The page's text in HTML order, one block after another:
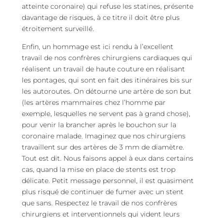
atteinte coronaire) qui refuse les statines, présente
davantage de risques, à ce titre il doit être plus
étroitement surveillé.
Enfin, un hommage est ici rendu à l’excellent
travail de nos confrères chirurgiens cardiaques qui
réalisent un travail de haute couture en réalisant
les pontages, qui sont en fait des itinéraires bis sur
les autoroutes. On détourne une artère de son but
(les artères mammaires chez l’homme par
exemple, lesquelles ne servent pas à grand chose),
pour venir la brancher après le bouchon sur la
coronaire malade. Imaginez que nos chirurgiens
travaillent sur des artères de 3 mm de diamètre.
Tout est dit. Nous faisons appel à eux dans certains
cas, quand la mise en place de stents est trop
délicate. Petit message personnel, il est quasiment
plus risqué de continuer de fumer avec un stent
que sans. Respectez le travail de nos confrères
chirurgiens et interventionnels qui vident leurs